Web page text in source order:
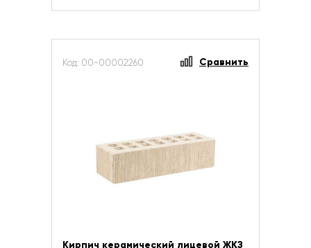
Код: 00-00002260 Сравнить
Кирпич керамический лицевой ЖКЗ